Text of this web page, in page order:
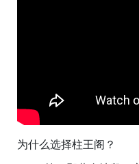
为什么选择柱王阁？